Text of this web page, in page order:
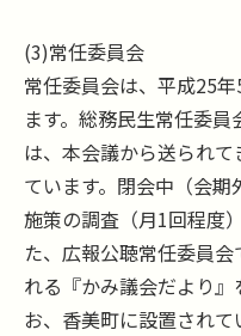
(3)常任委員会
常任委員会は、平成25
ます。総務民生常任委
は、本会議から送られ
ています。閉会中（会
施策の調査（月1回程度
た、広報公聴常任委員
れる『かみ議会だより
お、香美町に設置され